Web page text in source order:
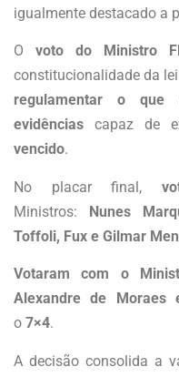
igualmente destacado a
O voto do Ministro
constitucionalidade da
regulamentar o que
evidências capaz de
vencido.
No placar final,
Ministros: Nunes
Toffoli, Fux e Gilmar
Votaram com o
Alexandre de Moraes
o 7×4.
A decisão consolida a